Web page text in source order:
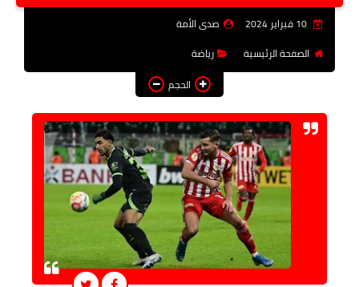
عربى ودولى
توك شو
آراء وتحليلات
المزيد
10 فبراير 2024
صدى الأمة
الصفحة الرئيسية
رياضة
الحجم